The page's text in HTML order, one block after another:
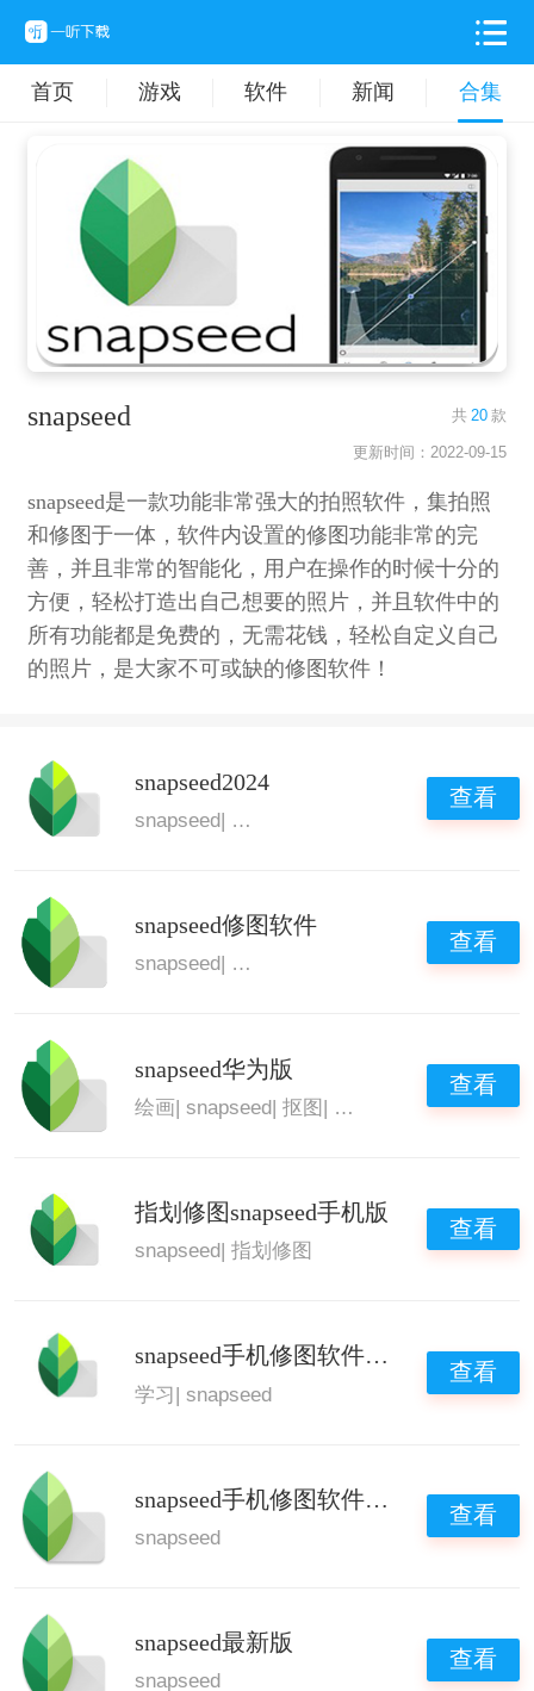
首页 游戏 软件 新闻 合集
snapseed 共 20 款
更新时间：2022-09-15
snapseed是一款功能非常强大的拍照软件，集拍照
和修图于一体，软件内设置的修图功能非常的完
善，并且非常的智能化，用户在操作的时候十分的
方便，轻松打造出自己想要的照片，并且软件中的
所有功能都是免费的，无需花钱，轻松自定义自己
的照片，是大家不可或缺的修图软件！
snapseed2024
snapseed| 修图好看的软件 手机p图软件
查看
snapseed修图软件
snapseed 图片高清修复软件 毕业季p图|图
查看
snapseed华为版
绘画| snapseed|抠图 | 一键消除路人
查看
指划修图snapseed手机版
snapseed |指划修图
查看
snapseed手机修图软件免费版app
学习| snapseed
查看
snapseed手机修图软件安装
snapseed
查看
snapseed最新版
snapseed
查看